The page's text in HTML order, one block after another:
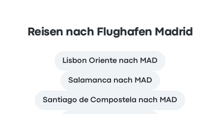
Reisen nach Flughafen Madrid
Lisbon Oriente nach MAD
Salamanca nach MAD
Santiago de Compostela nach MAD